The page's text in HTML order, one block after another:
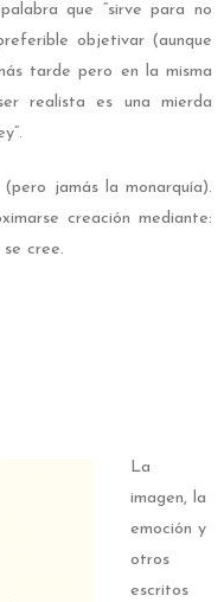
que “sirve para no
objetivar (aunque
tarde pero en la misma
realista es una mierda
jamás la monarquía).
creación mediante:
cree.
La
imagen, la
emoción y
otros
escritos